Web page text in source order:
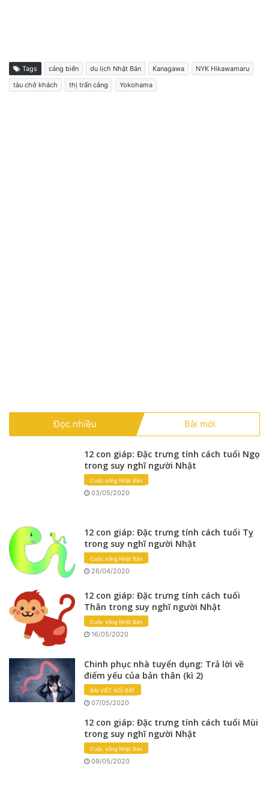
Tags cảng biển du lịch Nhật Bản Kanagawa
NYK Hikawamaru
tàu chở khách
thị trấn cảng Yokohama
Đọc nhiều Bài mới
12 con giáp: Đặc trưng tính cách tuổi Ngọ
trong suy nghĩ người Nhật
Cuộc sống Nhật Bản
03/05/2020
12 con giáp: Đặc trưng tính cách tuổi Tỵ
trong suy nghĩ người Nhật
Cuộc sống Nhật Bản
26/04/2020
12 con giáp: Đặc trưng tính cách tuổi
Thân trong suy nghĩ người Nhật
Cuộc sống Nhật Bản
16/05/2020
Chinh phục nhà tuyển dụng: Trả lời về
điểm yếu của bản thân (kì 2)
BÀI VIẾT NỔI BẬT
07/05/2020
12 con giáp: Đặc trưng tính cách tuổi Mùi
trong suy nghĩ người Nhật
Cuộc sống Nhật Bản
09/05/2020